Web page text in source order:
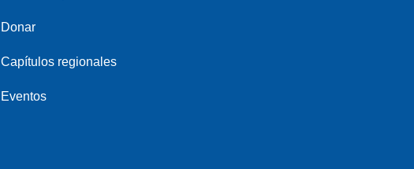
Donar
Capítulos regionales
Eventos